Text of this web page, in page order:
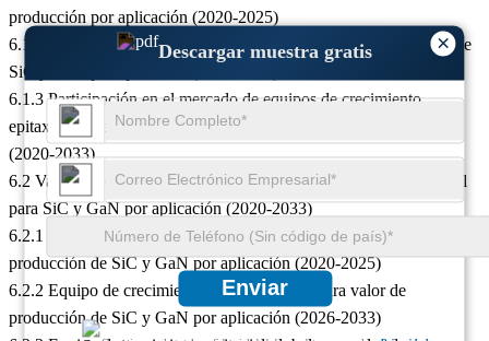
×
Descargar muestra gratis
Enviar
producción por aplicación (2020-2025)
6.1.2 Equipos de crecimiento epitaxial global para la producción de
SiC y GaN por aplicación (2026-2033)
6.1.3 Participación en el mercado de equipos de crecimiento
epitaxial global para la producción de SiC y GaN por aplicación
(2020-2033)
6.2 Valor de producción global de equipos de crecimiento epitaxial
para SiC y GaN por aplicación (2020-2033)
6.2.1 Equipo de crecimiento epitaxial global para valor de
producción de SiC y GaN por aplicación (2020-2025)
6.2.2 Equipo de crecimiento epitaxial global para valor de
producción de SiC y GaN por aplicación (2026-2033)